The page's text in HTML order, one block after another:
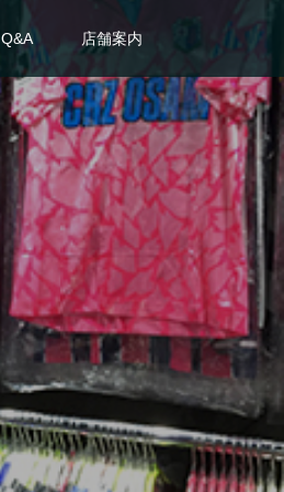
Q&A 店舗案内